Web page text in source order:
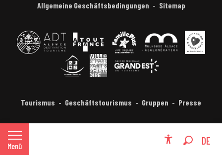
Menü DE
FR
Allgemeine Geschäftsbedingungen
Sitemap
Tourismus Geschäftstourismus Gruppen Presse